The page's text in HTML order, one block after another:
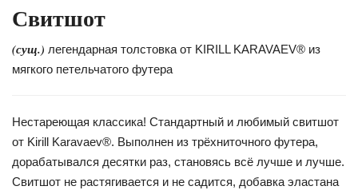
Свитшот
(сущ.) легендарная толстовка от KIRILL KARAVAEV® из
мягкого петельчатого футера
Нестареющая классика! Стандартный и любимый свитшот
от Kirill Karavaev®. Выполнен из трёхниточного футера,
дорабатывался десятки раз, становясь всё лучше и лучше.
Свитшот не растягивается и не садится, добавка эластана